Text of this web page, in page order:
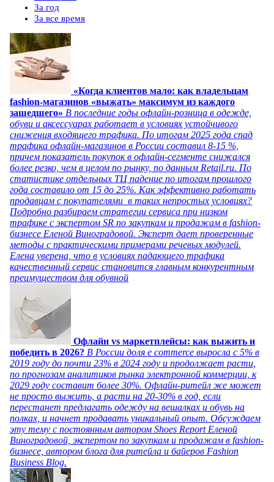
За год
За все время
«Когда клиентов мало: как владельцам
fashion-магазинов «выжать» максимум из каждого
зашедшего» В последние годы офлайн-розница в одежде,
обуви и аксессуарах работает в условиях устойчивого
снижения входящего трафика. По итогам 2025 года спад
трафика офлайн-магазинов в России составил 8-15 %,
причем показатель покупок в офлайн-сегменте снижался
более резко, чем в целом по рынку, по данным Retail.ru. По
статистике отдельных ТЦ падение по итогам прошлого
года составило от 15 до 25%. Как эффективно работать
продавцам с покупателями в таких непростых условиях?
Подробно разбираем стратегии сервиса при низком
трафике с экспертом SR по закупкам и продажам в fashion-
бизнесе Еленой Виноградовой. Эксперт дает проверенные
методы с практическими примерами речевых модулей.
Елена уверена, что в условиях падающего трафика
качественный сервис становится главным конкурентным
преимуществом для обувной
Офлайн vs маркетплейсы: как выжить и
победить в 2026? В России доля e commerce выросла с 5% в
2019 году до почти 23% в 2024 году и продолжает расти,
по прогнозам аналитиков рынка электронной коммерции, к
2029 году составит более 30%. Офлайн-ритейл же может
не просто выжить, а расти на 20-30% в год, если
перестанет предлагать одежду на вешалках и обувь на
полках, и начнет продавать уникальный опыт. Обсуждаем
эту тему с постоянным автором Shoes Report Еленой
Виноградовой, экспертом по закупкам и продажам в fashion-
бизнесе, автором блога для ритейла и байеров Fashion
Business Blog.